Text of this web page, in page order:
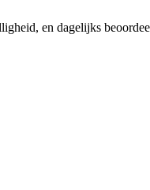
en dagelijks